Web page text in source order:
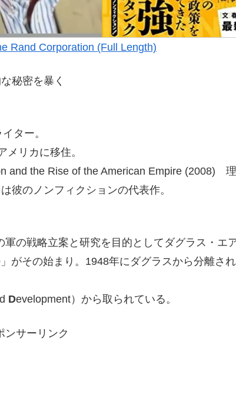
Rand Corporation (Full Length)
秘密を暴く
ター。
リカに移住。
and the Rise of the American Empire (2008)
彼のノンフィクションの代表作。
の戦略立案と研究を目的としてダグラス・エ
がその始まり。1948年にダグラスから分離さ
d Development）から取られている。
ンサーリンク